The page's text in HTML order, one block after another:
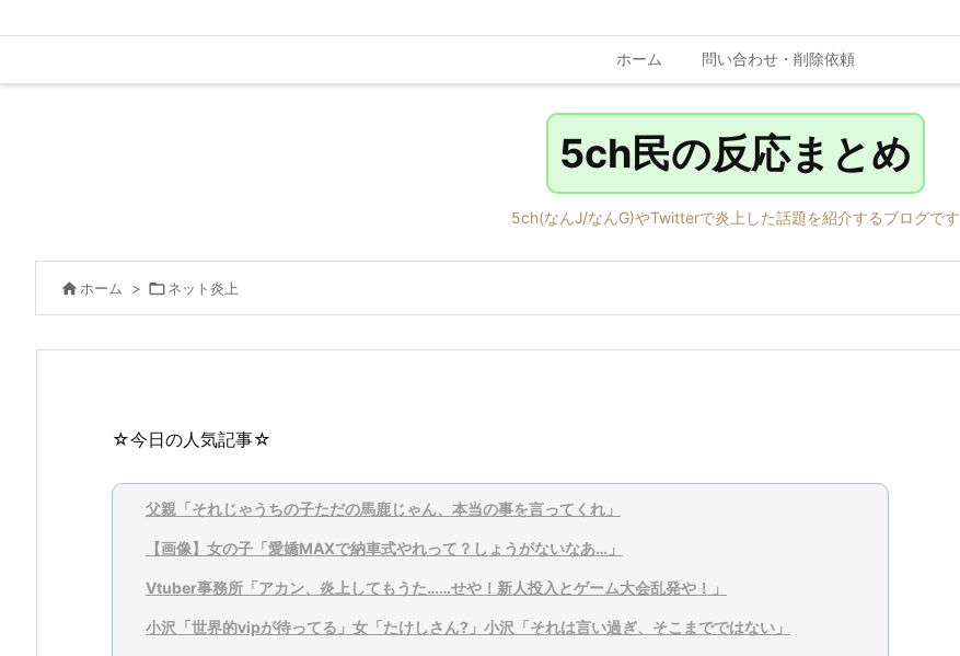
ホーム 問い合わせ・削除依頼
5ch民の反応まとめ
5ch(なんJ/なんG)やTwitterで炎上した話題を紹介するブログです
 ホーム > ネット炎上
☆今日の人気記事☆
父親「それじゃうちの子ただの馬鹿じゃん、本当の事を言ってくれ」
【画像】女の子「愛嬌MAXで納車式やれって？しょうがないなあ…」
Vtuber事務所「アカン、炎上してもうた……せや！新人投入とゲーム大会乱発や！」
小沢「世界的vipが待ってる」女「たけしさん?」小沢「それは言い過ぎ、そこまでではない」